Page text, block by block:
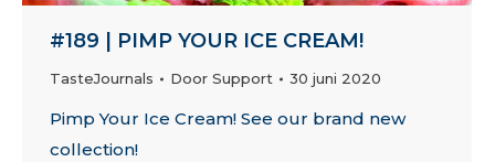
#189 | PIMP YOUR ICE CREAM!
TasteJournals Door Support 30 juni 2020
Pimp Your Ice Cream! See our brand new
collection!